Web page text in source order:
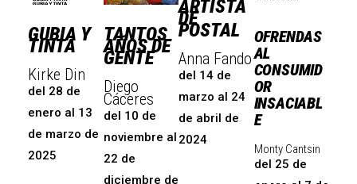
GUBIA Y
TINTA
Kirke Din
del 28 de
enero al 13
de marzo de
2025
TANTOS
AÑOS DE
GENTE
Diego
Cáceres
del 10 de
noviembre al
22 de
diciembre de
ARTISTA
DE
POSTAL
Anna Fando
del 14 de
marzo al 24
de abril de
2024
OFRENDAS
AL
CONSUMID
OR
INSACIABL
E
Monty Cantsin
del 25 de